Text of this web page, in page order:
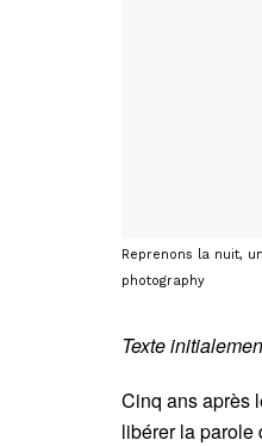
Reprenons la nuit,
photography
Texte
Cinq ans après
libérer la parole